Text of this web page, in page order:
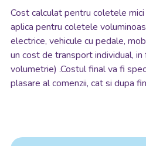
Cost calculat pentru coletele
aplica pentru coletele
electrice, vehicule cu pedale,
un cost de transport individual,
volumetrie) .Costul final va fi
plasare al comenzii, cat si dupa